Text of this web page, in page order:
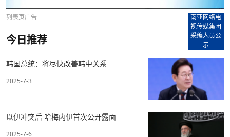
列表页广告
南亚网络电
视传媒集团
采编人员公
示
今日推荐
韩国总统：将尽快改善韩中关系
2025-7-3
以伊冲突后 哈梅内伊首次公开露面
2025-7-6